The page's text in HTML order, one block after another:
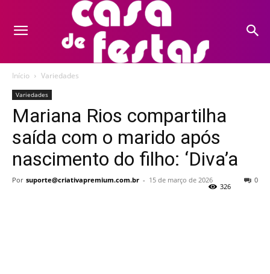
Início Variedades
Variedades
Mariana Rios compartilha
saída com o marido após
nascimento do filho: ‘Diva’a
Por suporte@criativapremium.com.br - 15 de março de 2026 0
326